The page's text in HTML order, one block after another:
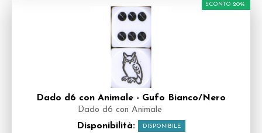
Dado d6 con Animale - Gufo Bianco/Nero
Dado d6 con Animale
Disponibilità: DISPONIBILE
SCONTO 20%